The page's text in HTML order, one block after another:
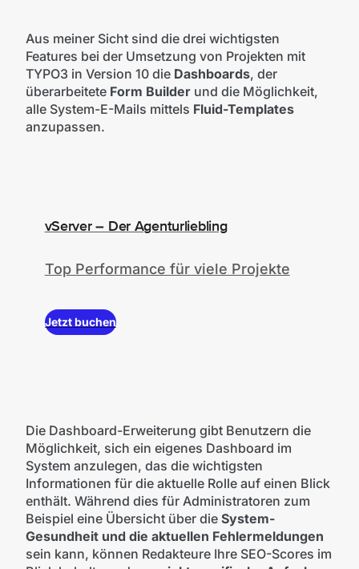
Aus meiner Sicht sind die drei wichtigsten
Features bei der Umsetzung von Projekten mit
TYPO3 in Version 10 die Dashboards, der
überarbeitete Form Builderund die Möglichkeit,
alle System-E-Mails mittels Fluid-Templates
anzupassen.
vServer – Der Agenturliebling
Top Performance für viele Projekte
Jetzt buchen
Die Dashboard-Erweiterung gibt Benutzern die
Möglichkeit, sich ein eigenes Dashboard im
System anzulegen, das die wichtigsten
Informationen für die aktuelle Rolle auf einen Blick
enthält. Während dies für Administratoren zum
Beispiel eine Übersicht über die System-
Gesundheit und die aktuellen Fehlermeldungen
sein kann, können Redakteure Ihre SEO-Scores im